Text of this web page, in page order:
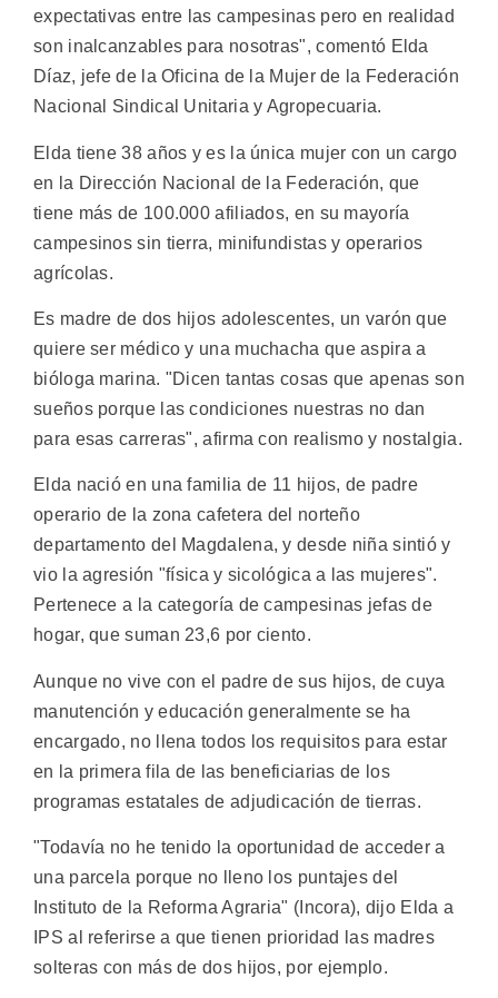
expectativas entre las campesinas pero en realidad
son inalcanzables para nosotras", comentó Elda
Díaz, jefe de la Oficina de la Mujer de la Federación
Nacional Sindical Unitaria y Agropecuaria.
Elda tiene 38 años y es la única mujer con un cargo
en la Dirección Nacional de la Federación, que
tiene más de 100.000 afiliados, en su mayoría
campesinos sin tierra, minifundistas y operarios
agrícolas.
Es madre de dos hijos adolescentes, un varón que
quiere ser médico y una muchacha que aspira a
bióloga marina. "Dicen tantas cosas que apenas son
sueños porque las condiciones nuestras no dan
para esas carreras", afirma con realismo y nostalgia.
Elda nació en una familia de 11 hijos, de padre
operario de la zona cafetera del norteño
departamento del Magdalena, y desde niña sintió y
vio la agresión "física y sicológica a las mujeres".
Pertenece a la categoría de campesinas jefas de
hogar, que suman 23,6 por ciento.
Aunque no vive con el padre de sus hijos, de cuya
manutención y educación generalmente se ha
encargado, no llena todos los requisitos para estar
en la primera fila de las beneficiarias de los
programas estatales de adjudicación de tierras.
"Todavía no he tenido la oportunidad de acceder a
una parcela porque no lleno los puntajes del
Instituto de la Reforma Agraria" (Incora), dijo Elda a
IPS al referirse a que tienen prioridad las madres
solteras con más de dos hijos, por ejemplo.